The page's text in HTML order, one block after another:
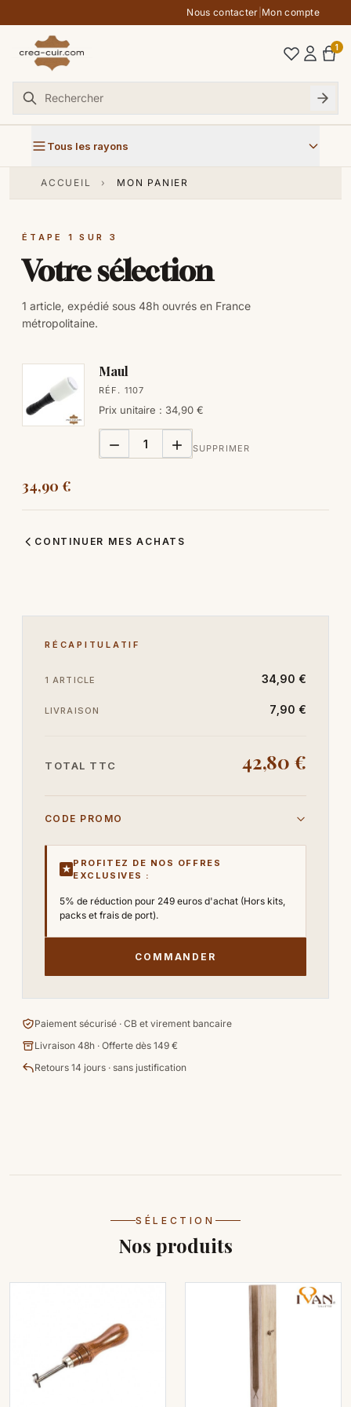
Nous contacter Mon compte
1
Tous les rayons
ACCUEIL › MON PANIER
ÉTAPE 1 SUR 3
Votre sélection
1 article, expédié sous 48h ouvrés en France
métropolitaine.
Maul
RÉF. 1107
Prix unitaire : 34,90 €
  SUPPRIMER
34,90 €
CONTINUER MES ACHATS
RÉCAPITULATIF
1 ARTICLE 34,90 €
LIVRAISON 7,90 €
TOTAL TTC 42,80 €
CODE PROMO
★
PROFITEZ DE NOS OFFRES
EXCLUSIVES :
5% de réduction pour 249 euros d'achat (Hors kits,
packs et frais de port).
COMMANDER
Paiement sécurisé · CB et virement bancaire
Livraison 48h · Offerte dès 149 €
Retours 14 jours · sans justification
SÉLECTION
Nos produits